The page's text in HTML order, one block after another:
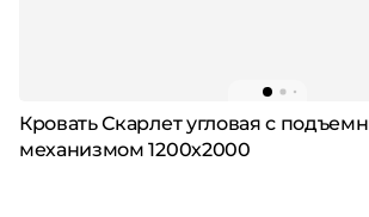
Кровать Скарлет угловая с
механизмом 1200х2000